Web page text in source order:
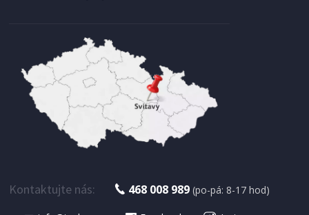
179 Kč
Kontaktujte nás: 468 008 989 (po-pá: 8-17 hod)